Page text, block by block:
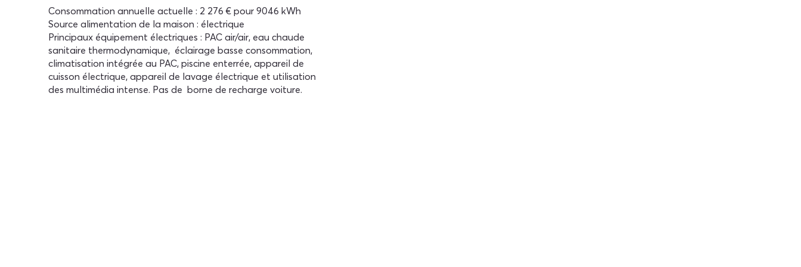
Consommation annuelle actuelle : 2 276 € pour 9046 kWh
Source alimentation de la maison : électrique
Principaux équipement électriques : PAC air/air, eau chaude
sanitaire thermodynamique, éclairage basse consommation,
climatisation intégrée au PAC, piscine enterrée, appareil de
cuisson électrique, appareil de lavage électrique et utilisation
des multimédia intense. Pas de borne de recharge voiture.